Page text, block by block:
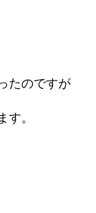
たのですが
。